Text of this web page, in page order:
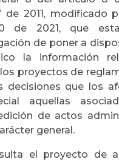
de 2011, modificado
de 2021, que
de poner a
la información
proyectos de
decisiones que los
aquellas
de actos
general.
el proyecto de